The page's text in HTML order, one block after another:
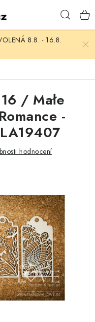
Oblíbené ♥️
8.8. - 16.8.
/ Małe
-
hodnocení